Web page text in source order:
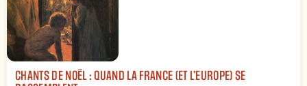
CHANTS DE NOËL : QUAND LA FRANCE (ET L’EUROPE) SE